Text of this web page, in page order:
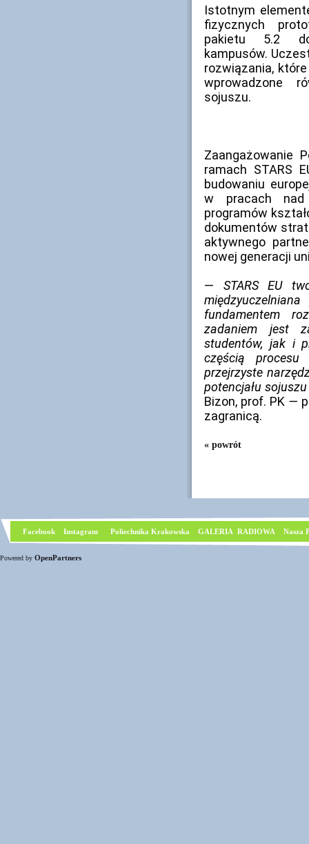
Istotnym
fizycznych
pakietu 5.2
kampusów.
rozwiązania,
wprowadzone
sojuszu.
Zaangażowanie
ramach STARS
budowaniu
w pracach nad
programów
dokumentów
aktywnego
nowej generacji
— STARS EU
fundamentem
zadaniem jest
studentów, jak i
częścią procesu
przejrzyste
potencjału
Bizon, prof. PK —
zagranicą.
« powrót
Facebook Instagram Poliechnika Krakowska GALERIA RADIOWA Nasza
Powered by OpenPartners